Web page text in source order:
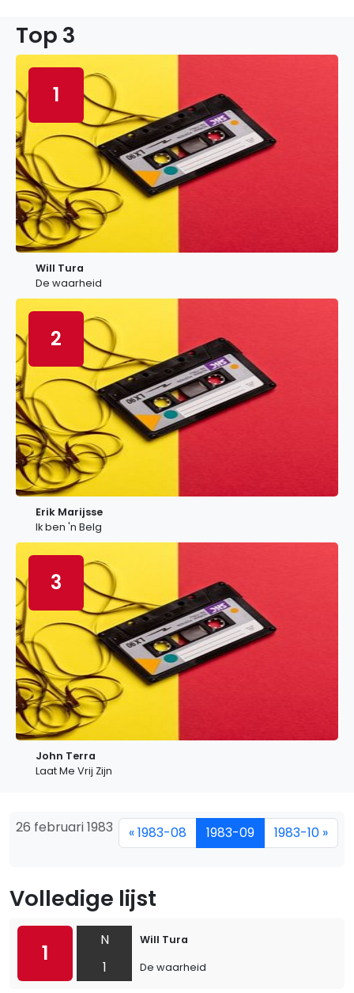
Top 3
1
Will Tura
De waarheid
2
Erik Marijsse
Ik ben 'n Belg
3
John Terra
Laat Me Vrij Zijn
26 februari 1983 « 1983-08 1983-09 1983-10 »
Volledige lijst
1
N
1
Will Tura
De waarheid